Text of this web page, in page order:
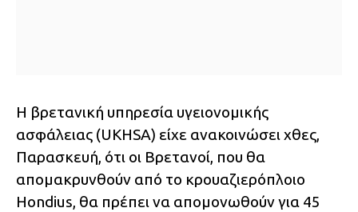
Η βρετανική υπηρεσία υγειονομικής
ασφάλειας (UKHSA) είχε ανακοινώσει χθες,
Παρασκευή, ότι οι Βρετανοί, που θα
απομακρυνθούν από το κρουαζιερόπλοιο
Hondius, θα πρέπει να απομονωθούν για 45